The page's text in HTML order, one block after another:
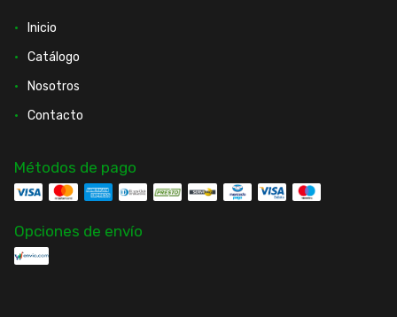
Inicio
Catálogo
Nosotros
Contacto
Métodos de pago
Opciones de envío